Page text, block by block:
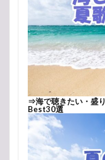
⇒海で聴きたい・盛
Best30選